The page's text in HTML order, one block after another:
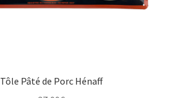
Tôle Pâté de Porc Hénaff